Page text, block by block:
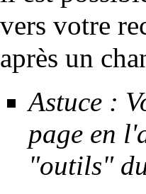
vers votre
après un
Astuce :
page en
"outils"